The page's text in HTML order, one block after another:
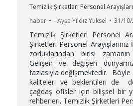
Temizlik Şirketleri Personel
haber
-Ayşe Yıldız Yuksel 31/
Temizlik Şirketleri Personel
Şirketleri Personel
zorluklarından birisi
Gelişen ve değişen
fazlasıyla değişmektedir.
kaliteleri ve beklentileri de
çağdaş ofisler için bilişsel bir
rehberleri. Temizlik Şirketleri